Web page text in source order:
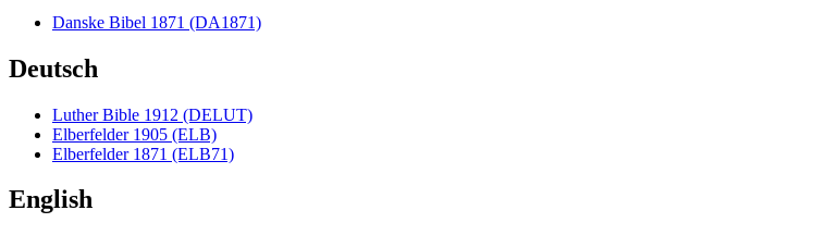
Danske Bibel 1871 (DA1871)
Deutsch
Luther Bible 1912 (DELUT)
Elberfelder 1905 (ELB)
Elberfelder 1871 (ELB71)
English